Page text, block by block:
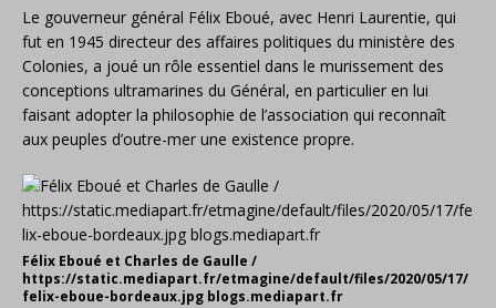
Le gouverneur général Félix Eboué, avec Henri Laurentie, qui
fut en 1945 directeur des affaires politiques du ministère des
Colonies, a joué un rôle essentiel dans le murissement des
conceptions ultramarines du Général, en particulier en lui
faisant adopter la philosophie de l’association qui reconnaît
aux peuples d’outre-mer une existence propre.
Félix Eboué et Charles de Gaulle /
https://static.mediapart.fr/etmagine/default/files/2020/05/17/
felix-eboue-bordeaux.jpg blogs.mediapart.fr